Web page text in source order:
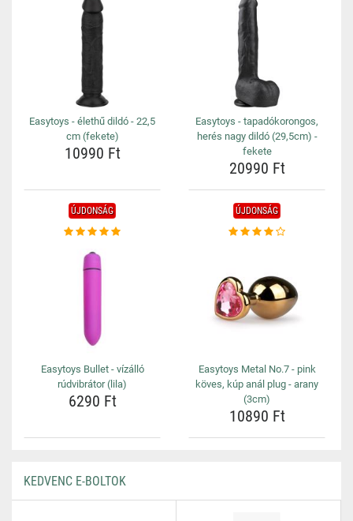
Easytoys - élethű dildó - 22,5
cm (fekete)
10990 Ft
Easytoys - tapadókorongos,
herés nagy dildó (29,5cm) -
fekete
20990 Ft
ÚJDONSÁG
Easytoys Bullet - vízálló
rúdvibrátor (lila)
6290 Ft
ÚJDONSÁG
Easytoys Metal No.7 - pink
köves, kúp anál plug - arany
(3cm)
10890 Ft
KEDVENC E-BOLTOK